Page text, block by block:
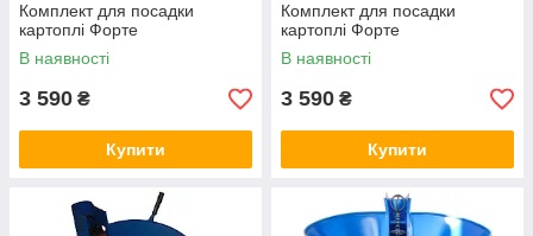
Комплект для посадки
картоплі Форте
В наявності
3 590 ₴
Купити
Комплект для посадки
картоплі Форте
В наявності
3 590 ₴
Купити